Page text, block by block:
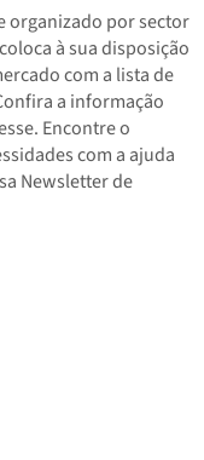
organizado por sector
à sua disposição
com a lista de
a informação
Encontre o
com a ajuda
Newsletter de